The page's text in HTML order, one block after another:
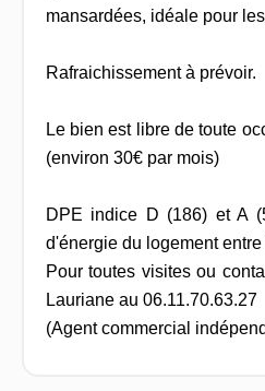
mansardées, idéale pour
Rafraichissement à prévoir.
Le bien est libre de toute
(environ 30€ par mois)
DPE indice D (186) et A
d'énergie du logement
Pour toutes visites ou
Lauriane au 06.11.70.63.27
(Agent commercial